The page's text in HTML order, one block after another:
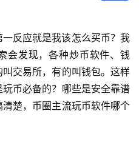
反应就是我该怎么买币？我
会发现，各种炒币软件、钱
交易所，有的叫钱包。这样
币必备的？哪些是安全靠谱
楚，币圈主流玩币软件哪个